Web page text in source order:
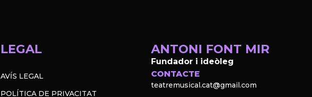
LEGAL
AVÍS LEGAL
POLÍTICA DE PRIVACITAT
ANTONI FONT MIR
Fundador i ideòleg
CONTACTE
teatremusical.cat@gmail.com